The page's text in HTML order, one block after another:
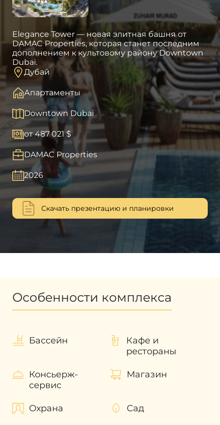
Elegance Tower — новая элитная башня от
DAMAC Properties, которая станет последним
дополнением к культовому району Downtown
Dubai.
Дубай
Апартаменты
Downtown Dubai
от 487 021 $
DAMAC Properties
2026
Скачать презентацию и планировки
Особенности комплекса
Бассейн
Кафе и
рестораны
Консьерж-
сервис
Магазин
Охрана Сад